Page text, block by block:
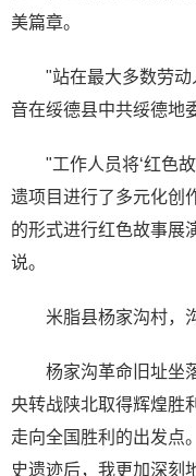
美篇章。
"站在最大多数劳
音在绥德县中共绥德地
"工作人员将‘红色
遗项目进行了多元化创
的形式进行红色故事展
说。
米脂县杨家沟村，
杨家沟革命旧址坐
央转战陕北取得辉煌胜
走向全国胜利的出发点
史遗迹后，我更加深刻